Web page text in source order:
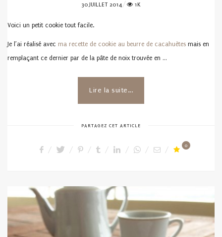
POSTED
30 JUILLET 2014 1K
Voici un petit cookie tout facile.
Je l’ai réalisé avec ma recette de cookie au beurre de cacahuètes mais en
remplaçant ce dernier par de la pâte de noix trouvée en …
Lire la suite...
PARTAGEZ CET ARTICLE
0